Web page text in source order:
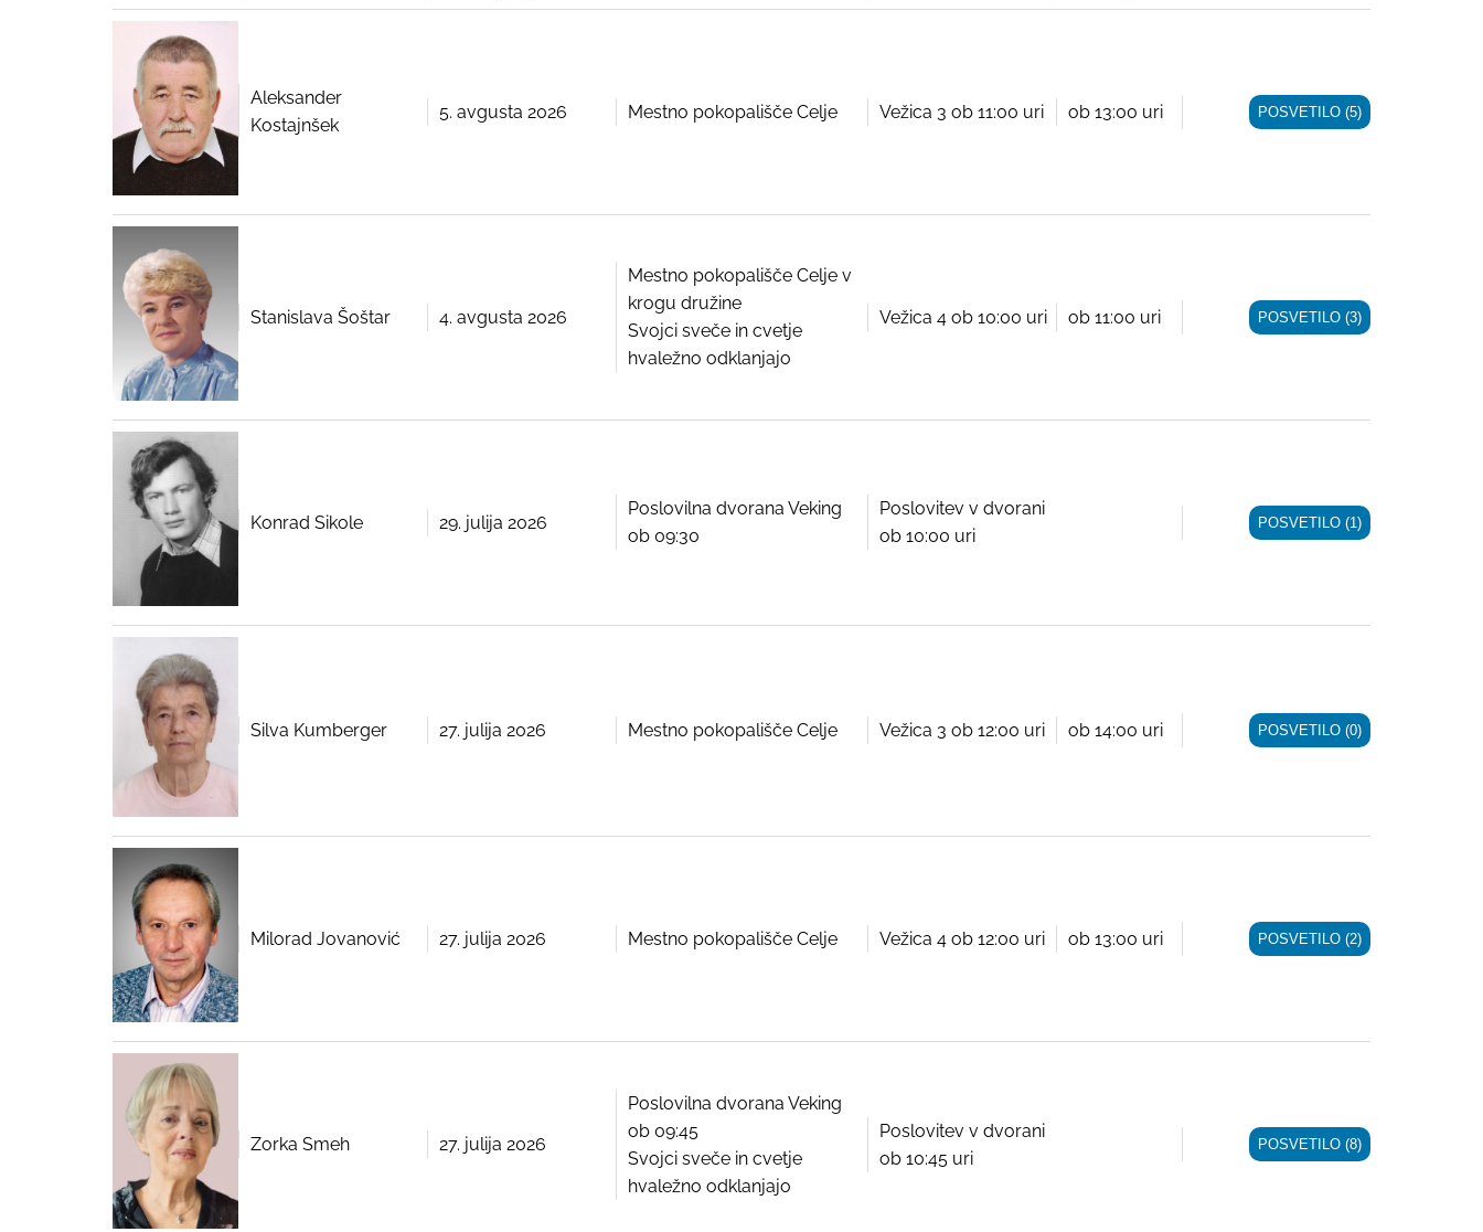
Aleksander
Kostajnšek
5. avgusta 2026 Mestno pokopališče Celje Vežica 3 ob 11:00 uri ob 13:00 uri POSVETILO (5)
Stanislava Šoštar 4. avgusta 2026
Mestno pokopališče Celje v
krogu družine
Svojci sveče in cvetje
hvaležno odklanjajo
Vežica 4 ob 10:00 uri ob 11:00 uri POSVETILO (3)
Konrad Sikole 29. julija 2026
Poslovilna dvorana Veking
ob 09:30
Poslovitev v dvorani
ob 10:00 uri
POSVETILO (1)
Silva Kumberger 27. julija 2026 Mestno pokopališče Celje Vežica 3 ob 12:00 uri ob 14:00 uri POSVETILO (0)
Milorad Jovanović 27. julija 2026 Mestno pokopališče Celje Vežica 4 ob 12:00 uri ob 13:00 uri POSVETILO (2)
Zorka Smeh 27. julija 2026
Poslovilna dvorana Veking
ob 09:45
Svojci sveče in cvetje
hvaležno odklanjajo
Poslovitev v dvorani
ob 10:45 uri
POSVETILO (8)